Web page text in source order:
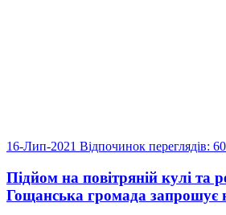
16-Лип-2021 Відпочинок переглядів:
Підйом на повітряній кулі та
Гощанська громада запрошує